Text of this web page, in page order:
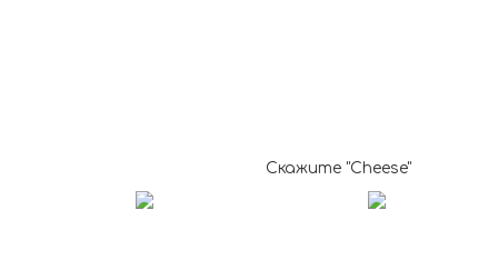
Скажите "Cheese"